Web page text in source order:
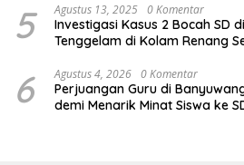
5 Agustus 13, 2025 0 Komentar
Investigasi Kasus 2 Bocah SD
Tenggelam di Kolam Renang
6 Agustus 4, 2026 0 Komentar
Perjuangan Guru di
demi Menarik Minat Siswa ke